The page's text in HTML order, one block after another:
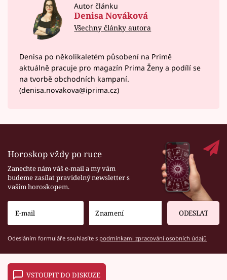
Autor článku
Denisa Nováková
Všechny články autora
Denisa po několikaletém působení na Primě
aktuálně pracuje pro magazín Prima Ženy a podílí se
na tvorbě obchodních kampaní.
(denisa.novakova@iprima.cz)
Horoskop vždy po ruce
Zanechte nám váš e-mail a my vám
budeme zasílat pravidelný newsletter s
vaším horoskopem.
ODESLAT
Odesláním formuláře souhlasíte s podmínkami zpracování osobních údajů
VSTOUPIT DO DISKUZE